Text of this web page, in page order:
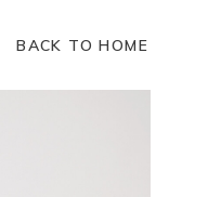
BACK TO HOME